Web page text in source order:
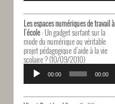
Les espaces numériques de travail à
l'école: Un gadget surfant sur la
mode du numérique ou véritable
projet pédagogique d'aide à la vie
scolaire ? (10/09/2010)
Lecteur
audio
00:00 00:00